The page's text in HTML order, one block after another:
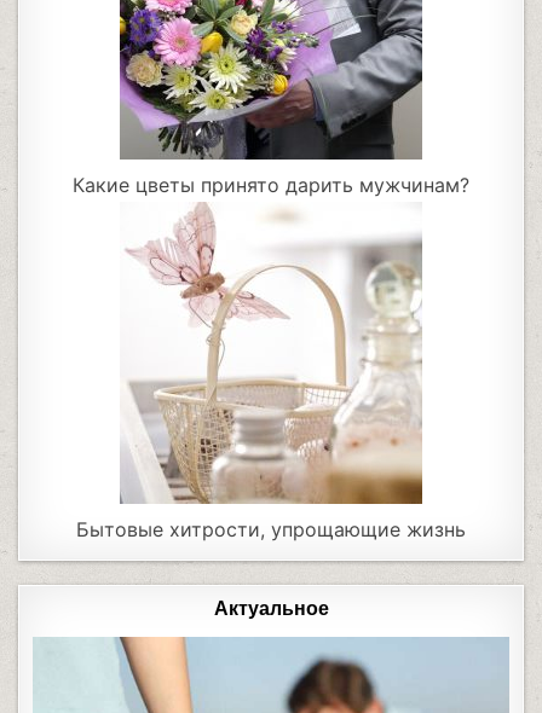
Какие цветы принято дарить мужчинам?
Бытовые хитрости, упрощающие жизнь
Актуальное